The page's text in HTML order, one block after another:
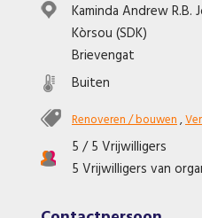
Kaminda Andrew
Kòrsou (SDK)
Brievengat
Buiten
Renoveren / bouwen,
5 / 5 Vrijwilligers
5 Vrijwilligers van